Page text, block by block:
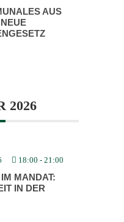
AUS
2026
18:00 - 21:00
MANDAT:
IN DER